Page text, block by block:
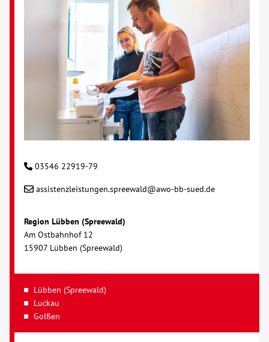
03546 22919-79
assistenzleistungen.spreewald@awo-bb-sued.de
Region Lübben (Spreewald)
Am Ostbahnhof 12
15907 Lübben (Spreewald)
Lübben (Spreewald)
Luckau
Golßen